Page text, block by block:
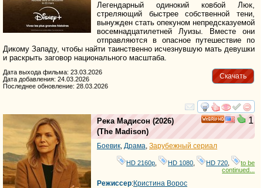
Легендарный одинокий ковбой Люк,
стреляющий быстрее собственной тени,
вынужден стать опекуном непредсказуемой
восемнадцатилетней Луизы. Вместе они
отправляются в опасное путешествие по
Дикому Западу, чтобы найти таинственно исчезнувшую мать девушки
и раскрыть заговор национального масштаба.
Скачать
Дата выхода фильма: 23.03.2026
Дата добавления: 24.03.2026
Последнее обновление: 28.03.2026
смотреть
1
Река Мадисон (2026)
(The Madison)
Боевик, Драма, Зарубежный сериал
HD 2160р HD 1080 HD 720
to be
continued...
Режиссер:Кристина Ворос